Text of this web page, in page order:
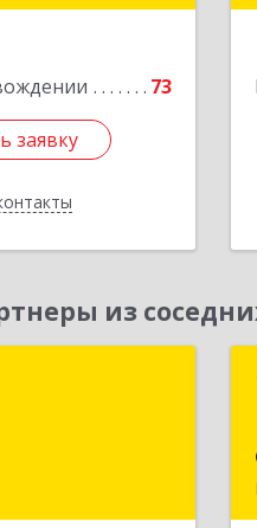
73
заявку
заявку
из
край,
ул, дом №